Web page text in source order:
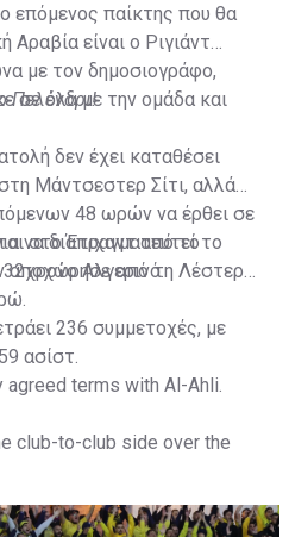
επόμενος παίκτης που θα
Αραβία είναι ο Ριγιάντ
με τον δημοσιογράφο,
σε όλα με την ομάδα και
Πελένδρι!
δεν έχει καταθέσει
Μάντσεστερ Σίτι, αλλά
48 ωρών να έρθει σε
να διαπραγματευτεί το
Αλγερινό.
στο Έτιχαντ από το
αποχώρησε από τη Λέστερ
236 συμμετοχές, με
ασίστ.
terms with Al-Ahli.
club-to-club side over the
is keen on the move and